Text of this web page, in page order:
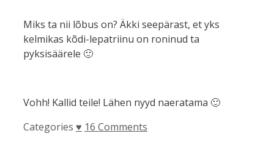
Miks ta nii lõbus on? Äkki seepärast, et yks
kelmikas kõdi-lepatriinu on roninud ta
pyksisäärele 🙂
Vohh! Kallid teile! Lähen nyyd naeratama 🙂
Categories ♥ 16 Comments